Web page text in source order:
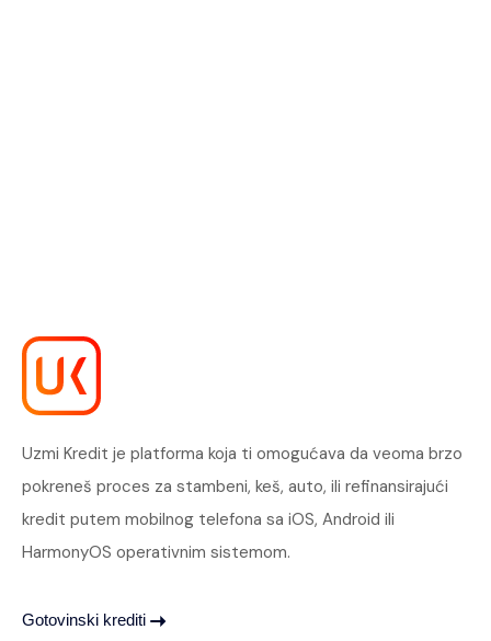
Uzmi Kredit je platforma koja ti omogućava da veoma brzo
pokreneš proces za stambeni, keš, auto, ili refinansirajući
kredit putem mobilnog telefona sa iOS, Android ili
HarmonyOS operativnim sistemom.
Gotovinski krediti